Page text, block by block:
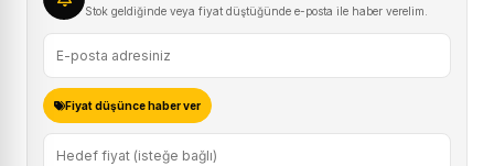
Stok geldiğinde veya fiyat düştüğünde e-posta ile haber verelim.
Fiyat düşünce haber ver